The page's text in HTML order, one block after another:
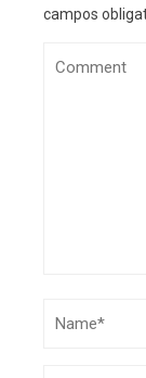
campos